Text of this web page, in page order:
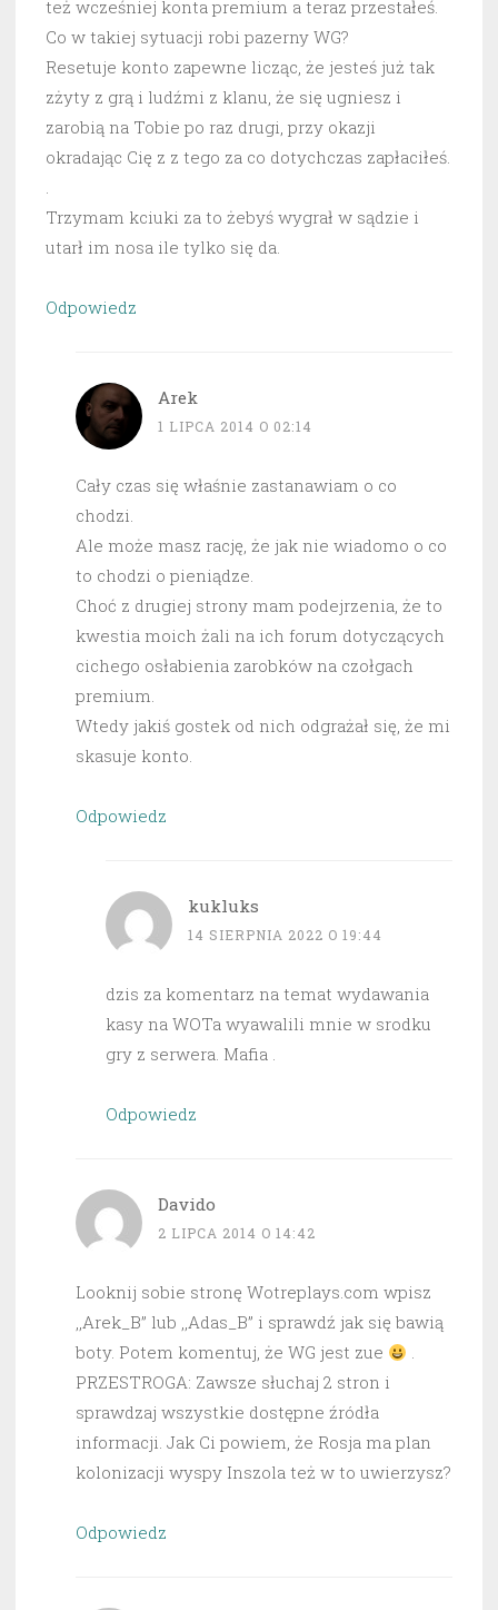
też wcześniej konta premium a teraz przestałeś.
Co w takiej sytuacji robi pazerny WG?
Resetuje konto zapewne licząc, że jesteś już tak
zżyty z grą i ludźmi z klanu, że się ugniesz i
zarobią na Tobie po raz drugi, przy okazji
okradając Cię z z tego za co dotychczas zapłaciłeś.
.
Trzymam kciuki za to żebyś wygrał w sądzie i
utarł im nosa ile tylko się da.
Odpowiedz
Arek
1 LIPCA 2014 O 02:14
Cały czas się właśnie zastanawiam o co
chodzi.
Ale może masz rację, że jak nie wiadomo o co
to chodzi o pieniądze.
Choć z drugiej strony mam podejrzenia, że to
kwestia moich żali na ich forum dotyczących
cichego osłabienia zarobków na czołgach
premium.
Wtedy jakiś gostek od nich odgrażał się, że mi
skasuje konto.
Odpowiedz
kukluks
14 SIERPNIA 2022 O 19:44
dzis za komentarz na temat wydawania
kasy na WOTa wyawalili mnie w srodku
gry z serwera. Mafia .
Odpowiedz
Davido
2 LIPCA 2014 O 14:42
Looknij sobie stronę Wotreplays.com wpisz
,,Arek_B” lub ,,Adas_B” i sprawdź jak się bawią
boty. Potem komentuj, że WG jest zue
.
PRZESTROGA: Zawsze słuchaj 2 stron i
sprawdzaj wszystkie dostępne źródła
informacji. Jak Ci powiem, że Rosja ma plan
kolonizacji wyspy Inszola też w to uwierzysz?
Odpowiedz